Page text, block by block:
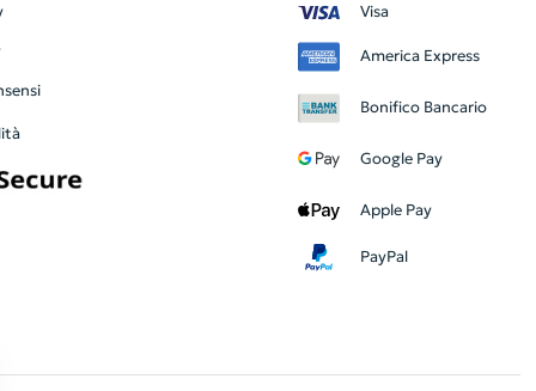
Visa
America Express
Bonifico Bancario
Google Pay
Apple Pay
PayPal